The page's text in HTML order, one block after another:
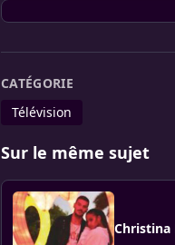
CATÉGORIE
Télévision
Sur le même sujet
Christina